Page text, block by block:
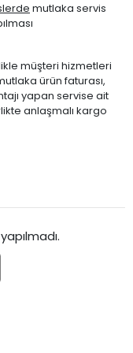
mutlaka servis
müşteri hizmetleri
ürün faturası,
yapan servise ait
anlaşmalı kargo